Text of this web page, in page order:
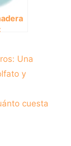
Una
y
cuesta